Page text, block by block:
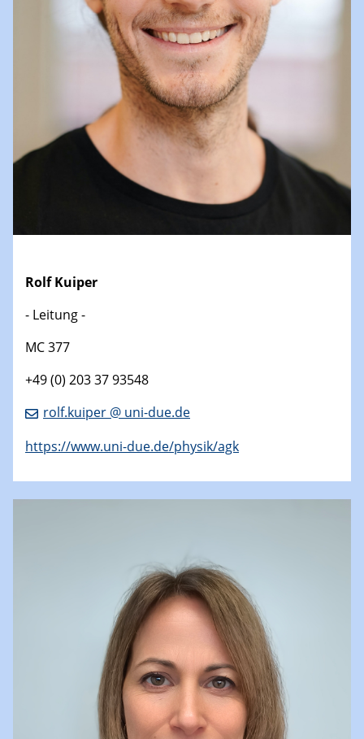
Rolf Kuiper
- Leitung -
MC 377
+49 (0) 203 37 93548
rolf.kuiper @ uni-due.de
https://www.uni-due.de/physik/agk